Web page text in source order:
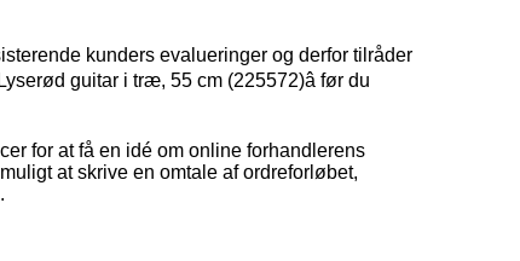
kunders evalueringer og derfor tilråder
guitar i træ, 55 cm (225572)â før du
for at få en idé om online forhandlerens
at skrive en omtale af ordreforløbet,